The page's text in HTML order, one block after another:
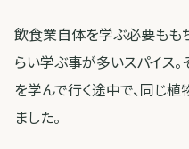
飲食業自体を学ぶ必要もも
らい学ぶ事が多いスパイス
を学んで行く途中で、同じ植
ました。